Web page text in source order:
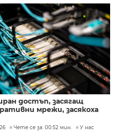
достъп, засягащ
мрежи, засякоха
Чете се за: 00:52 мин. У нас